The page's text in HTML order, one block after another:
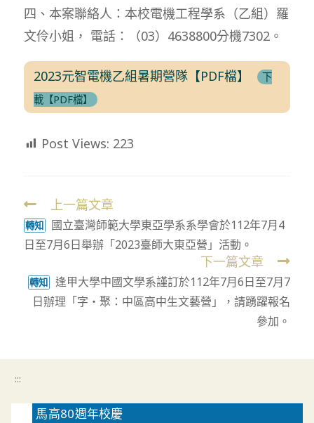
四、本案聯絡人：本校電機工程學系（乙組）羅
文伶小姐， 電話：（03）4638800分機7302。
2023元智電機乙組暑期營隊【PDF檔】
下
載【PDF檔】
Post Views: 223
Read
more
articles
上一篇文章
轉知
國立臺灣師範大學東亞學系系學會於112年7月4
日至7月6日舉辦「2023臺師大東亞營」活動。
下一篇文章
轉知
逢甲大學中國文學系謹訂於112年7月6日至7月7
日辦理「字‧聚：中區高中生文藝營」，請踴躍報名
參加。
:::
馬高80週年校慶